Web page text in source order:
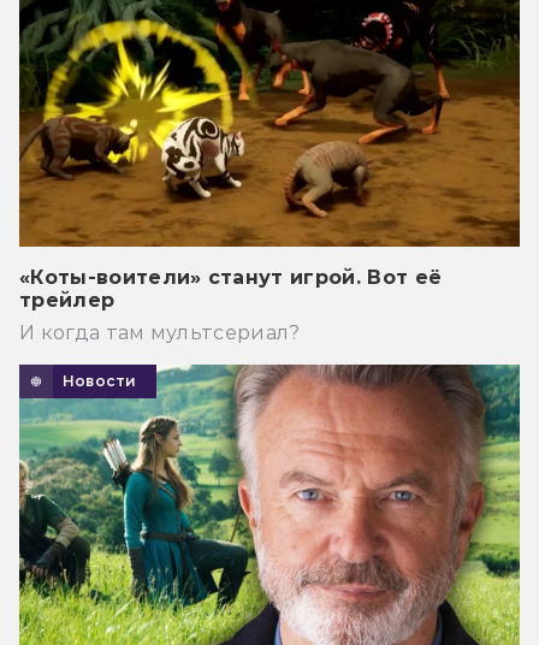
«Коты-воители» станут игрой. Вот её
трейлер
И когда там мультсериал?
Новости